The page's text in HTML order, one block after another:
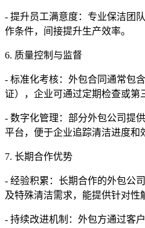
- 提升员工满意度：专业保洁团
作条件，间接提升生产效率。
6. 质量控制与监督
- 标准化考核：外包合同通常包
证），企业可通过定期检查或第
- 数字化管理：部分外包公司提
平台，便于企业追踪清洁进度和
7. 长期合作优势
- 经验积累：长期合作的外包公
及特殊清洁需求，能提供针对性
- 持续改进机制：外包方通过客